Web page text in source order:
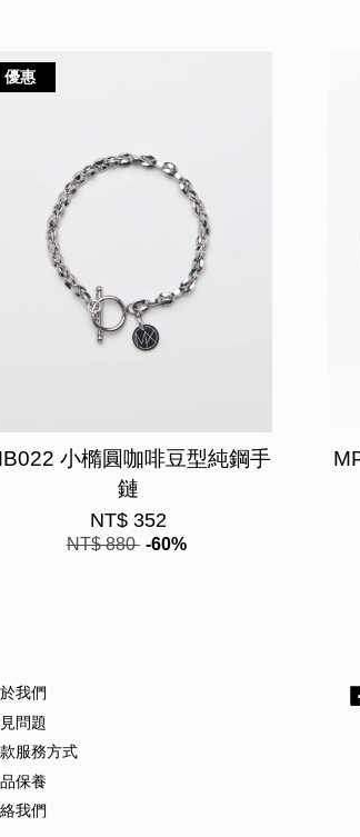
優惠
小橢圓咖啡豆型純鋼手
鏈
NT$ 352
NT$ 880 -60%
我們
問題
服務方式
保養
我們